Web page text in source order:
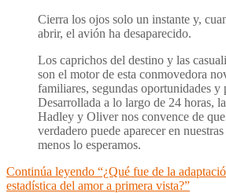
Cierra los ojos solo un instante y,
abrir, el avión ha desaparecido.
Los caprichos del destino y las
son el motor de esta conmovedora
familiares, segundas oportunidades y
Desarrollada a lo largo de 24 horas,
Hadley y Oliver nos convence de
verdadero puede aparecer en
menos lo esperamos.
Continúa leyendo “¿Qué fue de la
estadística del amor a primera vista?”